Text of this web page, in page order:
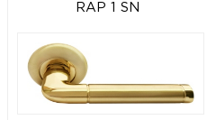
RAP 1 SN